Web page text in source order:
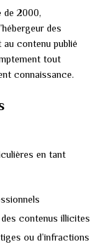
de 2000,
des
contenu publié
tout
connaissance.
en tant
contenus illicites
ou d’infractions